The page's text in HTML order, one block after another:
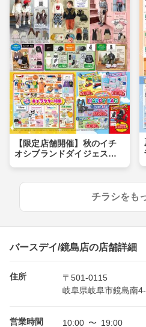
【限定店舗開催】秋のイチ
オシブランドダイジェス
チラシをも
バースデイ/鏡島店の店舗詳細
住所
〒501-0115
岐阜県岐阜市鏡島南
営業時間 10:00 〜 19:00